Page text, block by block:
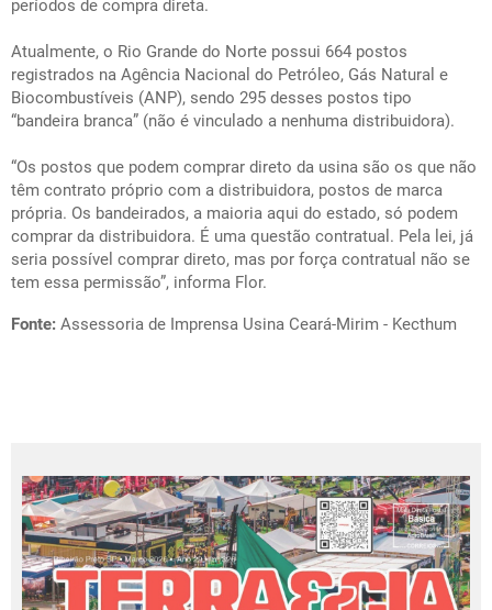
períodos de compra direta.
Atualmente, o Rio Grande do Norte possui 664 postos
registrados na Agência Nacional do Petróleo, Gás Natural e
Biocombustíveis (ANP), sendo 295 desses postos tipo
“bandeira branca” (não é vinculado a nenhuma distribuidora).
“Os postos que podem comprar direto da usina são os que não
têm contrato próprio com a distribuidora, postos de marca
própria. Os bandeirados, a maioria aqui do estado, só podem
comprar da distribuidora. É uma questão contratual. Pela lei, já
seria possível comprar direto, mas por força contratual não se
tem essa permissão”, informa Flor.
Fonte: Assessoria de Imprensa Usina Ceará-Mirim - Kecthum